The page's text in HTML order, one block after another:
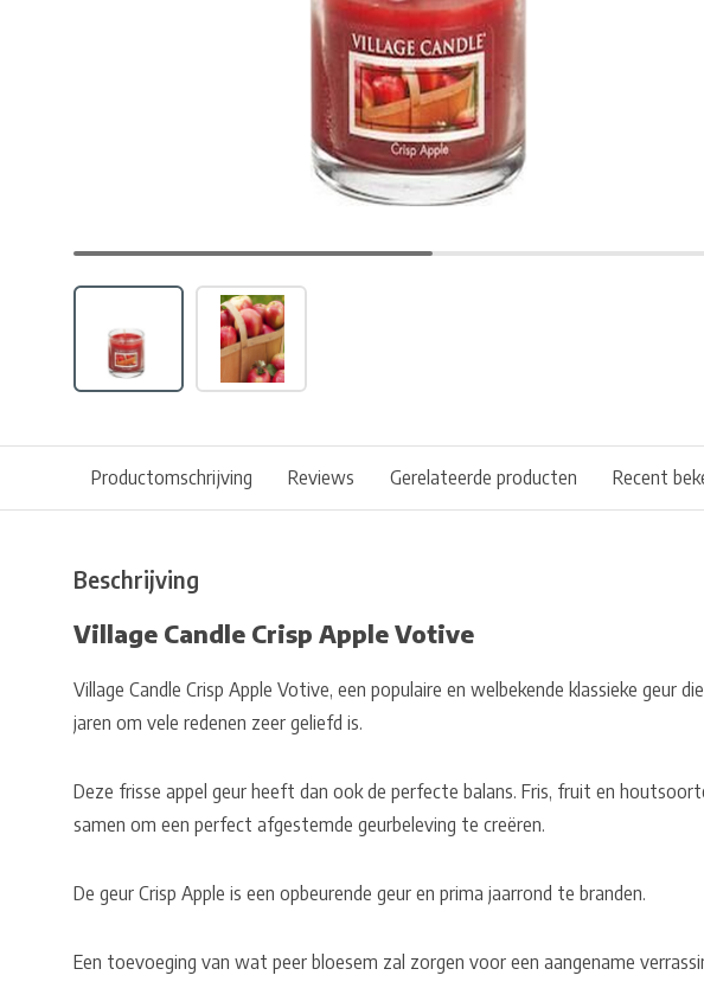
Productomschrijving Reviews Gerelateerde producten Recent
Beschrijving
Village Candle Crisp Apple Votive
Village Candle Crisp Apple Votive, een populaire en welbekende klassieke geur
jaren om vele redenen zeer geliefd is.
Deze frisse appel geur heeft dan ook de perfecte balans. Fris, fruit en
samen om een perfect afgestemde geurbeleving te creëren.
De geur Crisp Apple is een opbeurende geur en prima jaarrond te branden.
Een toevoeging van wat peer bloesem zal zorgen voor een aangename